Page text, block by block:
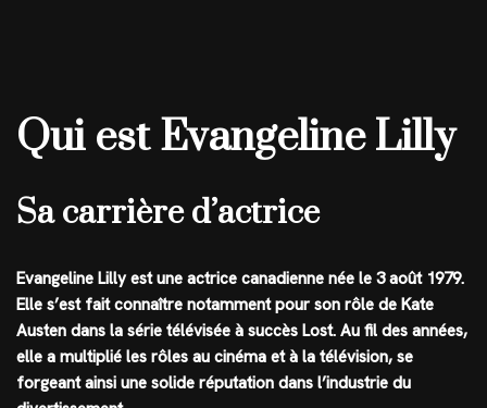
Qui est Evangeline Lilly
Sa carrière d’actrice
Evangeline Lilly est une actrice canadienne née le 3 août 1979.
Elle s’est fait connaître notamment pour son rôle de Kate
Austen dans la série télévisée à succès Lost. Au fil des années,
elle a multiplié les rôles au cinéma et à la télévision, se
forgeant ainsi une solide réputation dans l’industrie du